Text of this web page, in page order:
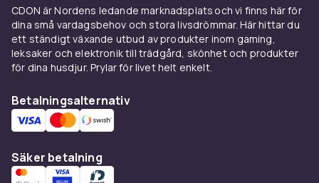
CDON är Nordens ledande marknadsplats och vi finns här för
dina små vardagsbehov och stora livsdrömmar. Här hittar du
ett ständigt växande utbud av produkter inom gaming,
leksaker och elektronik till trädgård, skönhet och produkter
för dina husdjur. Prylar för livet helt enkelt.
Betalningsalternativ
Säker betalning